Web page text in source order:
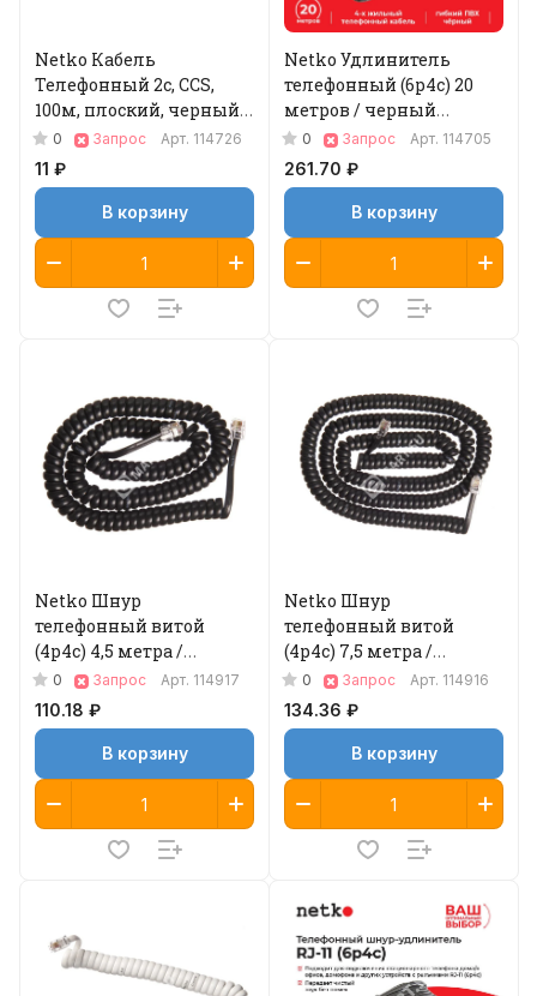
Netko Кабель
Телефонный 2с, CCS,
100м, плоский, черный
Optima
0 Запрос Арт. 114726
11 ₽
В корзину
Netko Удлинитель
телефонный (6р4с) 20
метров / черный
Optima
0 Запрос Арт. 114705
261.70 ₽
В корзину
Netko Шнур
телефонный витой
(4р4с) 4,5 метра /
черный
0 Запрос Арт. 114917
110.18 ₽
В корзину
Netko Шнур
телефонный витой
(4р4с) 7,5 метра /
черный
0 Запрос Арт. 114916
134.36 ₽
В корзину